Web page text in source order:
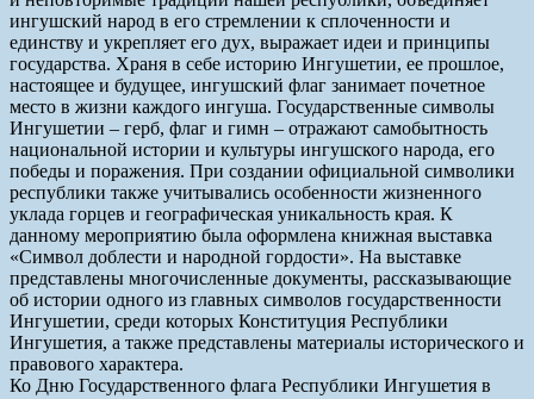
ингушский народ в его стремлении к сплоченности и
единству и укрепляет его дух, выражает идеи и принципы
государства. Храня в себе историю Ингушетии, ее прошлое,
настоящее и будущее, ингушский флаг занимает почетное
место в жизни каждого ингуша. Государственные символы
Ингушетии – герб, флаг и гимн – отражают самобытность
национальной истории и культуры ингушского народа, его
победы и поражения. При создании официальной символики
республики также учитывались особенности жизненного
уклада горцев и географическая уникальность края. К
данному мероприятию была оформлена книжная выставка
«Символ доблести и народной гордости». На выставке
представлены многочисленные документы, рассказывающие
об истории одного из главных символов государственности
Ингушетии, среди которых Конституция Республики
Ингушетия, а также представлены материалы исторического и
правового характера.
Ко Дню Государственного флага Республики Ингушетия в